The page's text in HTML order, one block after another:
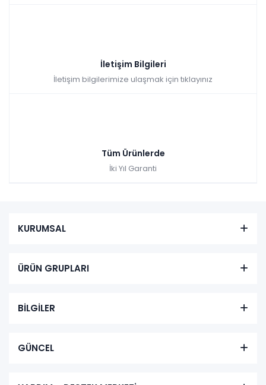
İletişim Bilgileri
İletişim bilgilerimize ulaşmak için tıklayınız
Tüm Ürünlerde
İki Yıl Garanti
KURUMSAL
ÜRÜN GRUPLARI
BİLGİLER
GÜNCEL